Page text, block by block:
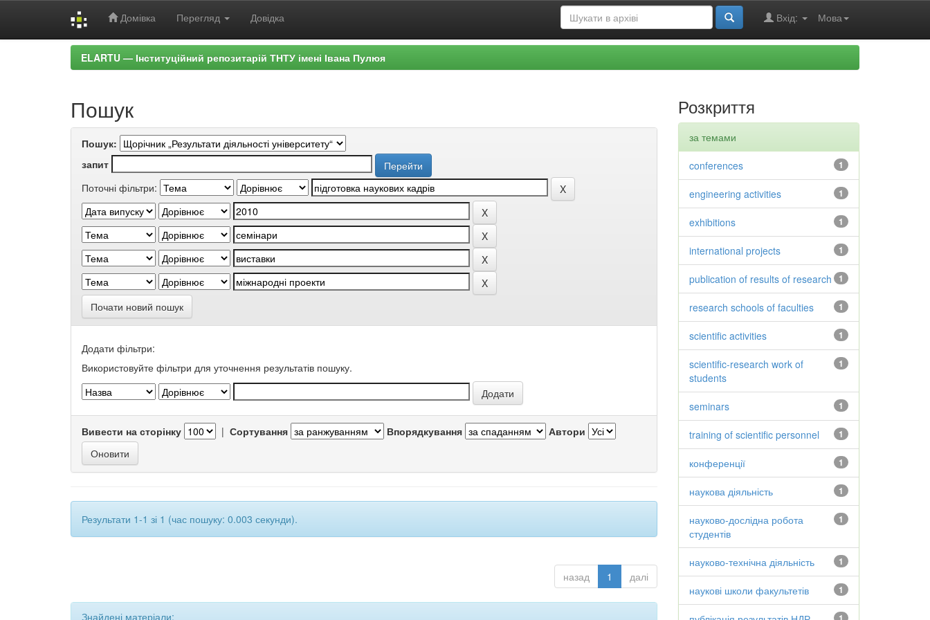
Домівка Перегляд Довідка Мова
Вхід:
ELARTU — Інституційний репозитарій ТНТУ імені Івана Пулюя
Пошук
Пошук:
запит
Поточні фільтри:
Почати новий пошук
Додати фільтри:
Використовуйте фільтри для уточнення результатів пошуку.
Вивести на сторінку | Сортування Впорядкування Автори
Результати 1-1 зі 1 (час пошуку: 0.003 секунди).
назад 1 далі
Знайдені матеріали:
Розкриття
за темами
1
conferences
1
engineering activities
1
exhibitions
1
international projects
1
publication of results of research
1
research schools of faculties
1
scientific activities
1
scientific-research work of
students
1
seminars
1
training of scientific personnel
1
конференції
1
наукова діяльність
1
науково-дослідна робота
студентів
1
науково-технічна діяльність
1
наукові школи факультетів